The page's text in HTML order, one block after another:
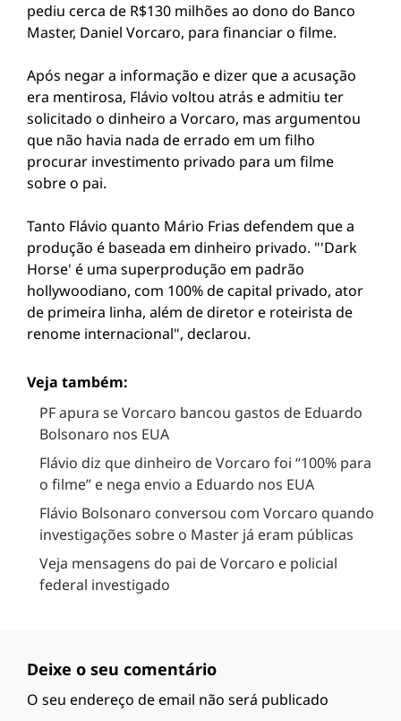
pediu cerca de R$130 milhões ao dono do Banco
Master, Daniel Vorcaro, para financiar o filme.
Após negar a informação e dizer que a acusação
era mentirosa, Flávio voltou atrás e admitiu ter
solicitado o dinheiro a Vorcaro, mas argumentou
que não havia nada de errado em um filho
procurar investimento privado para um filme
sobre o pai.
Tanto Flávio quanto Mário Frias defendem que a
produção é baseada em dinheiro privado. "'Dark
Horse' é uma superprodução em padrão
hollywoodiano, com 100% de capital privado, ator
de primeira linha, além de diretor e roteirista de
renome internacional", declarou.
Veja também:
PF apura se Vorcaro bancou gastos de Eduardo
Bolsonaro nos EUA
Flávio diz que dinheiro de Vorcaro foi “100% para
o filme” e nega envio a Eduardo nos EUA
Flávio Bolsonaro conversou com Vorcaro quando
investigações sobre o Master já eram públicas
Veja mensagens do pai de Vorcaro e policial
federal investigado
Deixe o seu comentário
O seu endereço de email não será publicado